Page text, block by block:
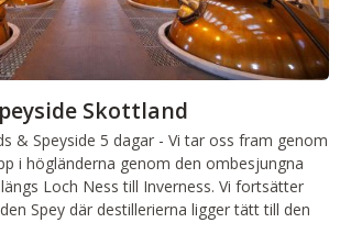
Skottland
& Speyside 5 dagar - Vi tar oss fram genom
i högländerna genom den ombesjungna
Loch Ness till Inverness. Vi fortsätter
Spey där destillerierna ligger tätt till den